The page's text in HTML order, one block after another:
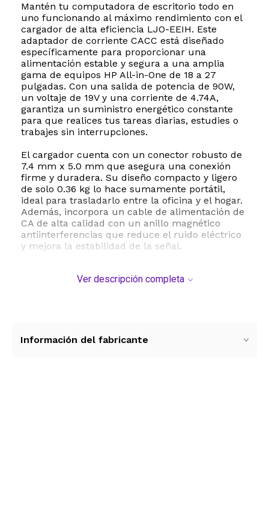
Mantén tu computadora de escritorio todo en
uno funcionando al máximo rendimiento con el
cargador de alta eficiencia LJO-EEIH. Este
adaptador de corriente CACC está diseñado
específicamente para proporcionar una
alimentación estable y segura a una amplia
gama de equipos HP All-in-One de 18 a 27
pulgadas. Con una salida de potencia de 90W,
un voltaje de 19V y una corriente de 4.74A,
garantiza un suministro energético constante
para que realices tus tareas diarias, estudies o
trabajes sin interrupciones.
El cargador cuenta con un conector robusto de
7.4 mm x 5.0 mm que asegura una conexión
firme y duradera. Su diseño compacto y ligero
de solo 0.36 kg lo hace sumamente portátil,
ideal para trasladarlo entre la oficina y el hogar.
Además, incorpora un cable de alimentación de
CA de alta calidad con un anillo magnético
antiinterferencias que reduce el ruido eléctrico
y mejora la estabilidad de la señal.
adaptador. Está equipado con un chip
FCC, lo que garantiza un estándar de
Ver descripción completa
Información del fabricante